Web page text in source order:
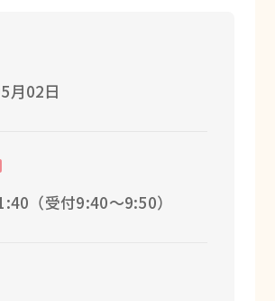
月02日
（受付9:40～9:50）